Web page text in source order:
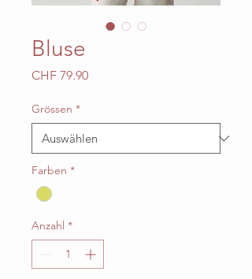
Bluse
CHF 79.90Preis
Grössen *
Farben *
Anzahl *